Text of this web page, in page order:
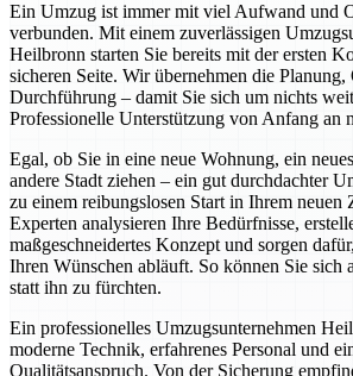
Ein Umzug ist immer mit viel Aufwand und
verbunden. Mit einem zuverlässigen
Heilbronn starten Sie bereits mit der ersten
sicheren Seite. Wir übernehmen die Planung,
Durchführung – damit Sie sich um nichts
Professionelle Unterstützung von Anfang an
Egal, ob Sie in eine neue Wohnung, ein
andere Stadt ziehen – ein gut durchdachter
zu einem reibungslosen Start in Ihrem neuen
Experten analysieren Ihre Bedürfnisse,
maßgeschneidertes Konzept und sorgen
Ihren Wünschen abläuft. So können Sie sich
statt ihn zu fürchten.
Ein professionelles Umzugsunternehmen
moderne Technik, erfahrenes Personal und
Qualitätsanspruch. Von der Sicherung